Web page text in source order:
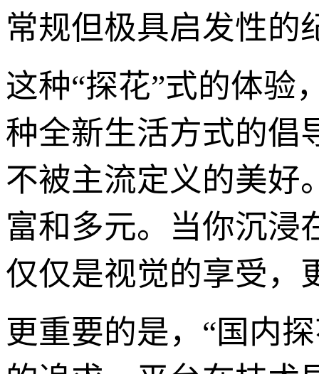
常规但极具启发性的
这种“探花”式的体验
种全新生活方式的倡
不被主流定义的美好
富和多元。当你沉浸
仅仅是视觉的享受，
更重要的是，“国内